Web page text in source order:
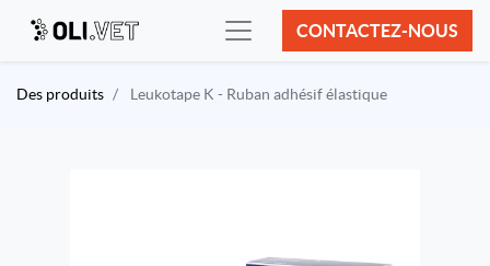
CONTACTEZ-NOUS
Des produits Leukotape K - Ruban adhésif élastique